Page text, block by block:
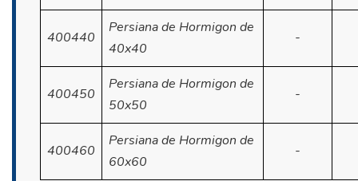
400440
Persiana de Hormigon de
40x40
-
400450
Persiana de Hormigon de
50x50
-
400460
Persiana de Hormigon de
60x60
-